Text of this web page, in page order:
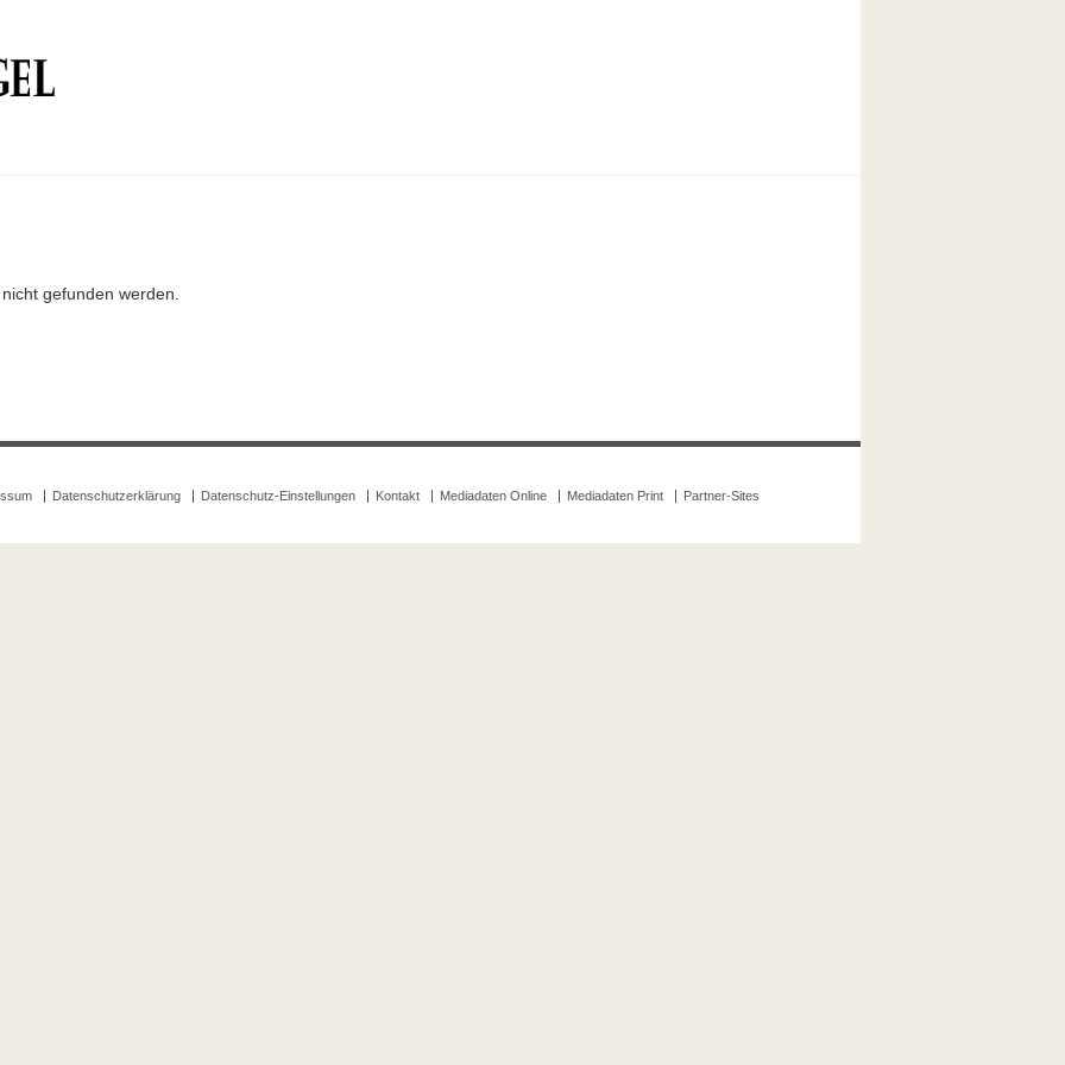
gefunden werden.
Datenschutzerklärung Datenschutz-Einstellungen Kontakt Mediadaten Online Mediadaten Print Partner-Sites